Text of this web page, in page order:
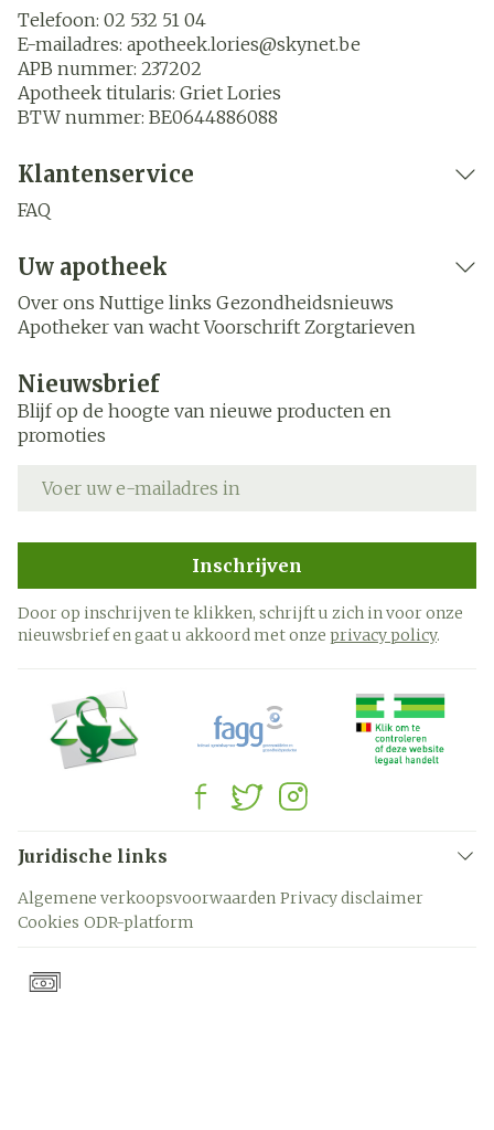
Telefoon: 02 532 51 04
E-mailadres: apotheek.lories@skynet.be
APB nummer: 237202
Apotheek titularis: Griet Lories
BTW nummer: BE0644886088
Klantenservice
FAQ
Uw apotheek
Over ons Nuttige links Gezondheidsnieuws
Apotheker van wacht Voorschrift Zorgtarieven
Nieuwsbrief
Blijf op de hoogte van nieuwe producten en
promoties
Inschrijven
Door op inschrijven te klikken, schrijft u zich in voor onze
nieuwsbrief en gaat u akkoord met onze privacy policy.
Juridische links
Algemene verkoopsvoorwaarden Privacy disclaimer
Cookies ODR-platform